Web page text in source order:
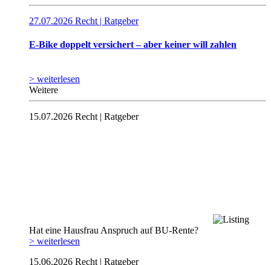
27.07.2026 Recht | Ratgeber
E-Bike doppelt versichert – aber keiner will zahlen
> weiterlesen
Weitere
15.07.2026 Recht | Ratgeber
Hat eine Hausfrau Anspruch auf BU-Rente?
> weiterlesen
15.06.2026 Recht | Ratgeber